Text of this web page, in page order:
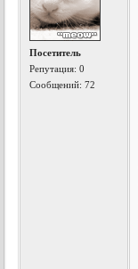
Посетитель
Репутация:0
Сообщений: 72